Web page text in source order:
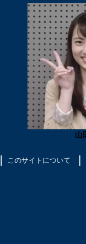
山
このサイトについて